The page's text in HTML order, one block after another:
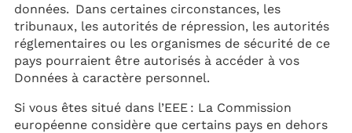
données. Dans certaines circonstances, les
tribunaux, les autorités de répression, les autorités
réglementaires ou les organismes de sécurité de ce
pays pourraient être autorisés à accéder à vos
Données à caractère personnel.
Si vous êtes situé dans l’EEE : La Commission
européenne considère que certains pays en dehors